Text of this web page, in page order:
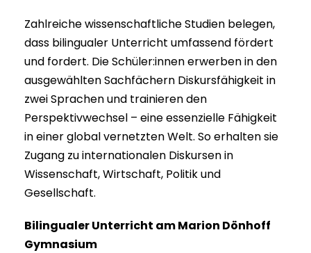
Zahlreiche wissenschaftliche Studien belegen,
dass bilingualer Unterricht umfassend fördert
und fordert. Die Schüler:innen erwerben in den
ausgewählten Sachfächern Diskursfähigkeit in
zwei Sprachen und trainieren den
Perspektivwechsel – eine essenzielle Fähigkeit
in einer global vernetzten Welt. So erhalten sie
Zugang zu internationalen Diskursen in
Wissenschaft, Wirtschaft, Politik und
Gesellschaft.
Bilingualer Unterricht am Marion Dönhoff
Gymnasium